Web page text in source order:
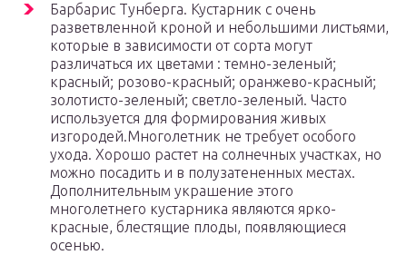
Барбарис Тунберга. Кустарник с очень
разветвленной кроной и небольшими листьями,
которые в зависимости от сорта могут
различаться их цветами : темно-зеленый;
красный; розово-красный; оранжево-красный;
золотисто-зеленый; светло-зеленый. Часто
используется для формирования живых
изгородей.Многолетник не требует особого
ухода. Хорошо растет на солнечных участках, но
можно посадить и в полузатененных местах.
Дополнительным украшение этого
многолетнего кустарника являются ярко-
красные, блестящие плоды, появляющиеся
осенью.